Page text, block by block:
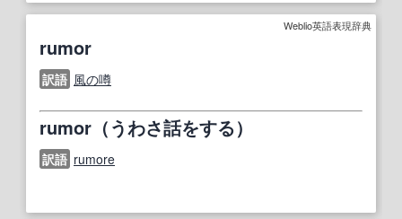
Weblio英語表現辞典
rumor
訳語 風の噂
rumor（うわさ話をする）
訳語 rumore